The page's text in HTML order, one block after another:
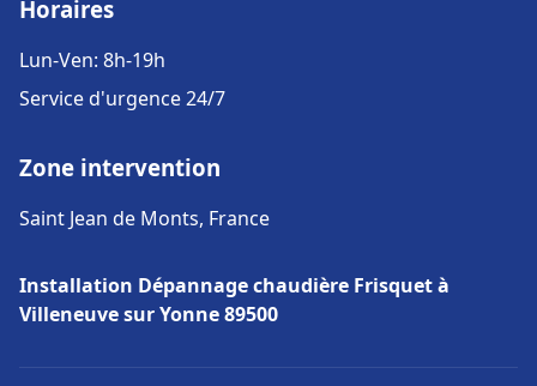
Horaires
Lun-Ven: 8h-19h
Service d'urgence 24/7
Zone intervention
Saint Jean de Monts, France
Installation Dépannage chaudière Frisquet à
Villeneuve sur Yonne 89500